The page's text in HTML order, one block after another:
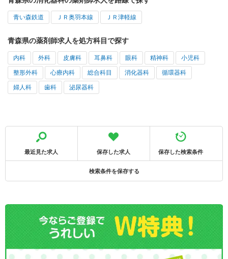
青い森鉄道 ＪＲ奥羽本線 ＪＲ津軽線
青森県の薬剤師求人を処方科目で探す
内科 外科 皮膚科 耳鼻科 眼科 精神科 小児科
整形外科 心療内科 総合科目 消化器科 循環器科
婦人科 歯科 泌尿器科
最近見た求人 保存した求人 保存した検索条件
検索条件を保存する